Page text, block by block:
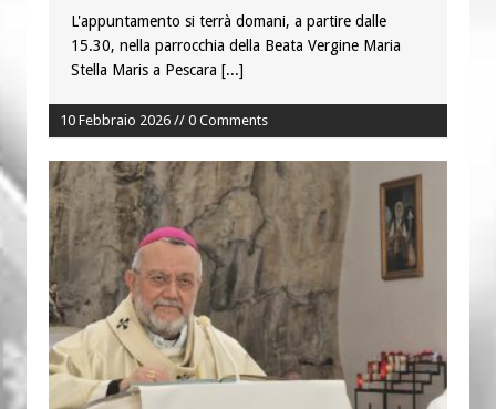
L'appuntamento si terrà domani, a partire dalle
15.30, nella parrocchia della Beata Vergine Maria
Stella Maris a Pescara [...]
10 Febbraio 2026 // 0 Comments